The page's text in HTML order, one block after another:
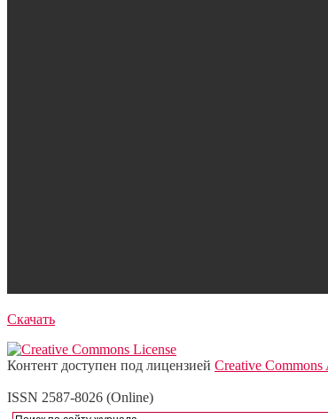
Скачать
Контент доступен под лицензией Creative
ISSN 2587-8026 (Online)